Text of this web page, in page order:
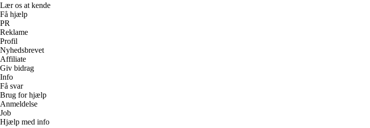
Lær os at kende
Få hjælp
PR
Reklame
Profil
Nyhedsbrevet
Affiliate
Giv bidrag
Info
Få svar
Brug for hjælp
Anmeldelse
Job
Hjælp med info